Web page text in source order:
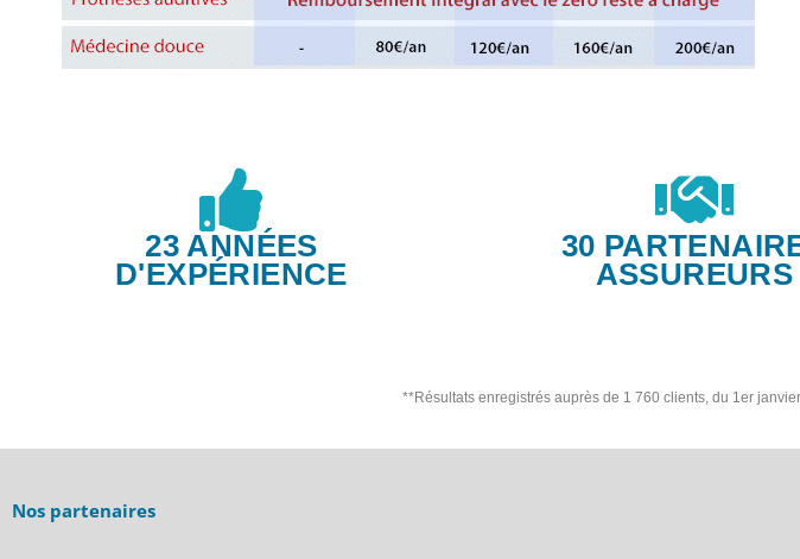
23 ANNÉES
D'EXPÉRIENCE
30
ASSUREURS
**Résultats enregistrés auprès de 1 760 clients, du 1er
Nos partenaires